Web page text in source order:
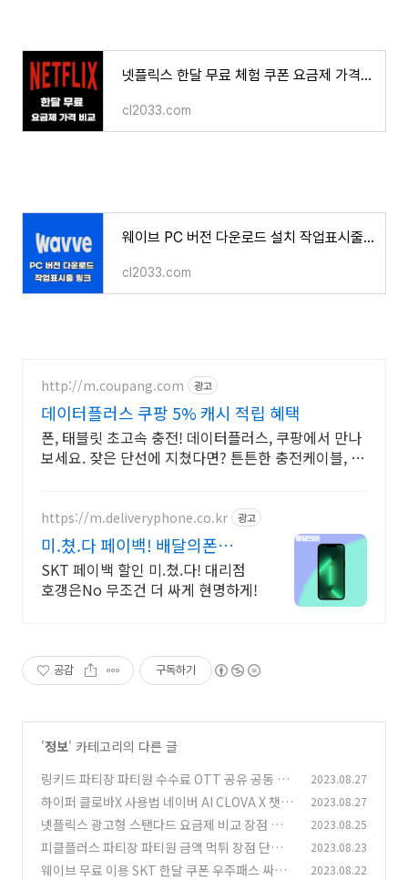
넷플릭스 한달 무료 체험 쿠폰 요금제 가격 비교 OTT 공유사이트
cl2033.com
웨이브 PC 버전 다운로드 설치 작업표시줄 링크 만드는 방법
cl2033.com
http://m.coupang.com 광고
데이터플러스 쿠팡 5% 캐시 적립 혜택
폰, 태블릿 초고속 충전! 데이터플러스, 쿠팡에서 만나
보세요. 잦은 단선에 지쳤다면? 튼튼한 충전케이블, 오
https://m.deliveryphone.co.kr 광고
미.쳤.다 페이백! 배달의폰
Secret 비밀지원금!
SKT 페이백 할인 미.쳤.다! 대리점
호갱은No 무조건 더 싸게 현명하게!
공감 구독하기
'정보' 카테고리의 다른 글
링키드 파티장 파티원 수수료 OTT 공유 공동 구
독 플랫폼 사용법 (0)
2023.08.27
하이퍼 클로바X 사용법 네이버 AI CLOVA X 챗봇
GPT 파라미터 한국어 최적화 프로그램
(1)
2023.08.27
넷플릭스 광고형 스탠다드 요금제 비교 장점 단점
5500원 FHD 동시 2명 접속 가장 저렴하게 시청
하기
(0)
2023.08.25
피클플러스 파티장 파티원 금액 먹튀 장점 단점 O
TT 계정 공유 서비스 2분 만에 알아보기
(0)
2023.08.23
웨이브 무료 이용 SKT 한달 쿠폰 우주패스 싸게
2023.08.22